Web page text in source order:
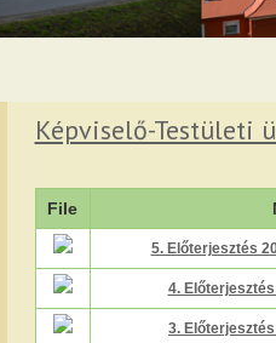
Képviselő-Testületi
File
5. Előterjesztés
4.
3.